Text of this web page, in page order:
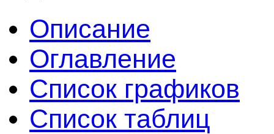
Описание
Оглавление
Список графиков
Список таблиц